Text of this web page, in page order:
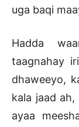
uga baqi
Hadda
taagnahay
dhaweeyo,
kala jaad
ayaa